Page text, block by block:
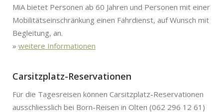
MiA bietet Per­so­n­en ab 60 Jahren und Per­so­n­en mit ein­er
Mobil­ität­sein­schränkung einen Fahr­di­enst, auf Wun­sch mit
Begleitung, an.
» weit­ere Infor­ma­tio­nen
Carsitzplatz-Reservationen
Für die Tages­reisen kön­nen Car­sitz­platz-Reser­va­tio­nen
auss­chliesslich bei Born-Reisen in Olten (062 296 12 61)